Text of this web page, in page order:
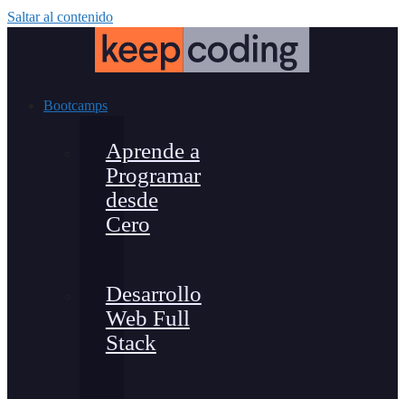
Saltar al contenido
Bootcamps
Aprende a
Programar
desde
Cero
Desarrollo
Web Full
Stack